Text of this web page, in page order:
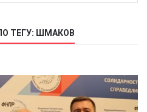
ТЕГУ: ШМАКОВ